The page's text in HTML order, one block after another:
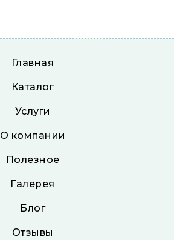
Главная
Каталог
Услуги
О компании
Полезное
Галерея
Блог
Отзывы